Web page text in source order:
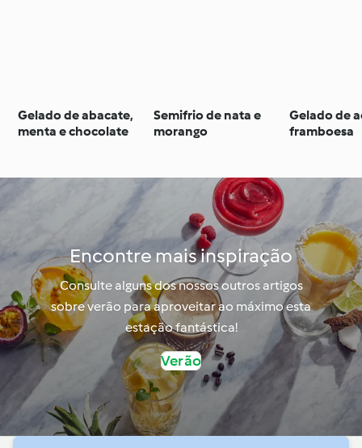
Gelado de abacate,
menta e chocolate
Semifrio de nata e
morango
Gelado de
framboesa
Encontre mais inspiração
Consulte alguns dos nossos outros artigos
sobre verão para aproveitar ao máximo esta
estação fantástica!
Verão